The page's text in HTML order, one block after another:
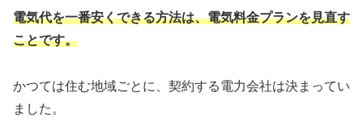
電気代を一番安くできる方法は、電気料金プランを見直す
ことです。
かつては住む地域ごとに、契約する電力会社は決まってい
ました。